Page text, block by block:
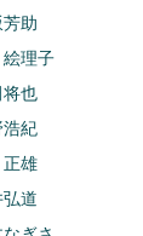
助
理子
将也
浩紀
雄
道